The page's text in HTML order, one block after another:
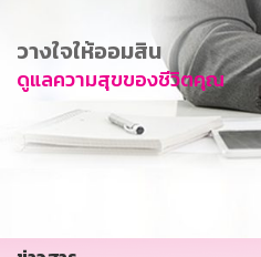
การพัฒนาที่ยั่งยืน
ข่าวสาร
บริการทางการเงิน
อื่นๆ
วางใจให้ออมสิน
ดูแลความสุขของชีวิตคุณ